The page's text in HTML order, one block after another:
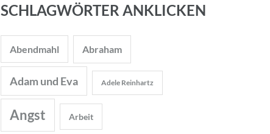
SCHLAGWÖRTER ANKLICKEN
Abendmahl Abraham
Adam und Eva Adele Reinhartz
Angst Arbeit